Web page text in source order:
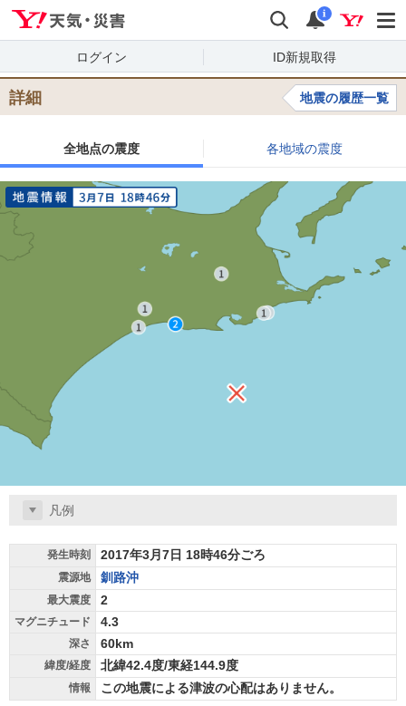
検索 通知
i
ログイン ID新規取得
詳細 地震の履歴一覧
全地点の震度 各地域の震度
凡例
発生時刻 2017年3月7日 18時46分ごろ
震源地 釧路沖
最大震度 2
マグニチュード 4.3
深さ 60km
緯度/経度 北緯42.4度/東経144.9度
情報 この地震による津波の心配はありません。